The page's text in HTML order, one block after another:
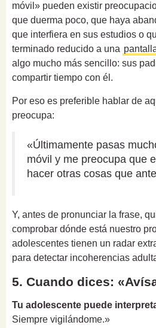
móvil» pueden existir
que duerma poco, que haya
que interfiera en sus estudios o
terminado reducido a una
algo mucho más sencillo: sus
compartir tiempo con él.
Por eso es preferible hablar de
preocupa:
«Últimamente pasas
móvil y me preocupa que
hacer otras cosas que
Y, antes de pronunciar la frase,
comprobar dónde está nuestro
adolescentes tienen un radar
para detectar incoherencias
5. Cuando dices:
Tu adolescente puede
Siempre vigilándome.»